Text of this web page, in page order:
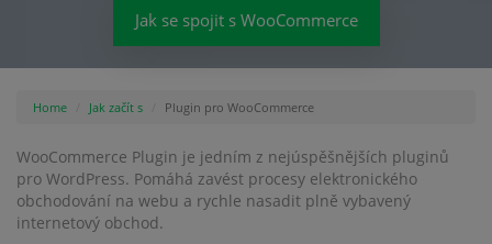
Jak se spojit s WooCommerce
Home Jak začít s Plugin pro WooCommerce
WooCommerce Plugin je jedním z nejúspěšnějších pluginů
pro WordPress. Pomáhá zavést procesy elektronického
obchodování na webu a rychle nasadit plně vybavený
internetový obchod.